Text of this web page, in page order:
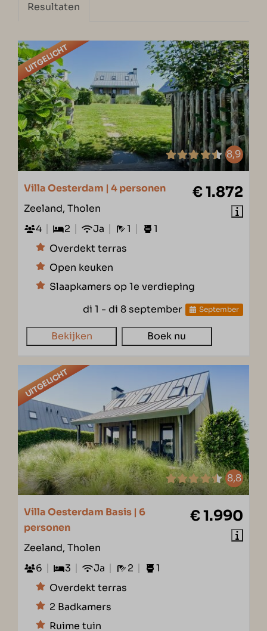
Resultaten
UITGELICHT
8,9
€ 1.872
Villa Oesterdam | 4 personen
Zeeland, Tholen
4
2 Ja 1
1
Overdekt terras
Open keuken
Slaapkamers op 1e verdieping
di 1 - di 8 september
September
Bekijken Boek nu
UITGELICHT
8,8
€ 1.990
Villa Oesterdam Basis | 6
personen
Zeeland, Tholen
6
3 Ja 2
1
Overdekt terras
2 Badkamers
Ruime tuin